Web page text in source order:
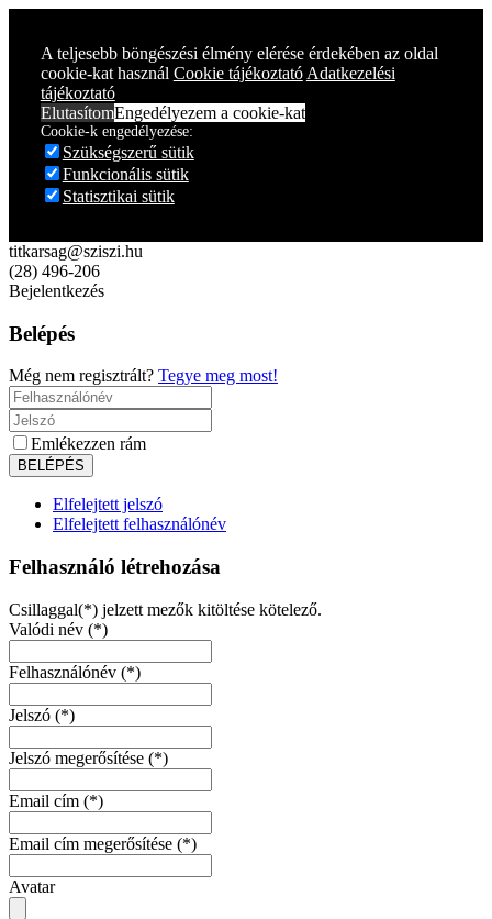
A teljesebb böngészési élmény elérése érdekében az oldal
cookie-kat használ Cookie tájékoztató Adatkezelési
tájékoztató
ElutasítomEngedélyezem a cookie-kat
Cookie-k engedélyezése:
Szükségszerű sütik
Funkcionális sütik
Statisztikai sütik
titkarsag@sziszi.hu
(28) 496-206
Bejelentkezés
Belépés
Még nem regisztrált? Tegye meg most!
Emlékezzen rám
Elfelejtett jelszó
Elfelejtett felhasználónév
Felhasználó létrehozása
Csillaggal(*) jelzett mezők kitöltése kötelező.
Valódi név (*)
Felhasználónév (*)
Jelszó (*)
Jelszó megerősítése (*)
Email cím (*)
Email cím megerősítése (*)
Avatar